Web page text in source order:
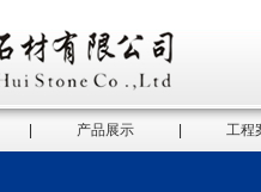
产品展示 工程